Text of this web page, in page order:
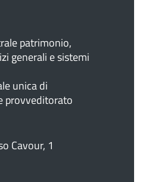
patrimonio,
generali e sistemi
unica di
provveditorato
Cavour, 1